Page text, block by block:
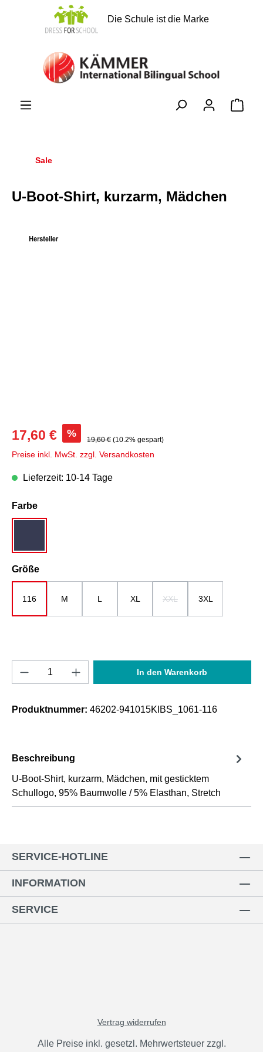
springen
Die Schule ist die Marke
Sale
U-Boot-Shirt, kurzarm, Mädchen
17,60 € %
19,60 € (10.2% gespart)
Preise inkl. MwSt. zzgl. Versandkosten
Lieferzeit: 10-14 Tage
Farbeauswählen
Größeauswählen
116 M L XL XXL 3XL
Produkt Anzahl: Gib den gewünschten
In den Warenkorb
Produktnummer: 46202-941015KIBS_1061-116
Beschreibung
U-Boot-Shirt, kurzarm, Mädchen, mit gesticktem
Schullogo, 95% Baumwolle / 5% Elasthan, Stretch
SERVICE-HOTLINE
INFORMATION
SERVICE
Vertrag widerrufen
Alle Preise inkl. gesetzl. Mehrwertsteuer zzgl.